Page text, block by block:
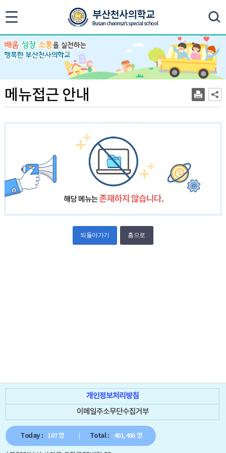
메뉴접근 안내
되돌아가기 홈으로
개인정보처리방침
이메일주소무단수집거부
Today : 107 명 Total : 401,486 명